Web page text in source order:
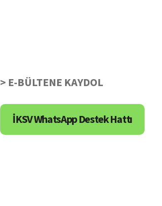
> E-BÜLTENE KAYDOL
İKSV WhatsApp Destek Hattı